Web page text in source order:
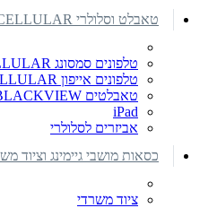
טאבלט וסלולרי TABLET CELLULAR
טלפונים סמסונג SAMSUNG CELLULAR
טלפונים אייפון iPHONE CELLULAR
טאבלטים TABLET SAMSUNG BLACKVIEW
iPad
אביזרים לסלולרי
כסאות מושבי גיימינג וציוד
ציוד משרדי